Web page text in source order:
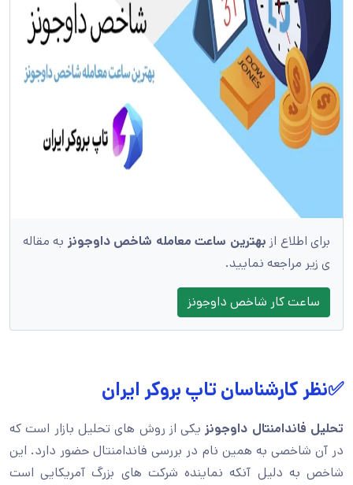
برای اطلاع از بهترین ساعت معامله شاخص داوجونز به مقاله
ی زیر مراجعه نمایید.
ساعت کار شاخص داوجونز
✅نظر کارشناسان تاپ بروکر ایران
تحلیل فاندامنتال داوجونزیکی از روش های تحلیل بازار است که
در آن شاخصی به همین نام در بررسی فاندامنتال حضور دارد. این
شاخص به دلیل آنکه نماینده شرکت های بزرگ آمریکایی است